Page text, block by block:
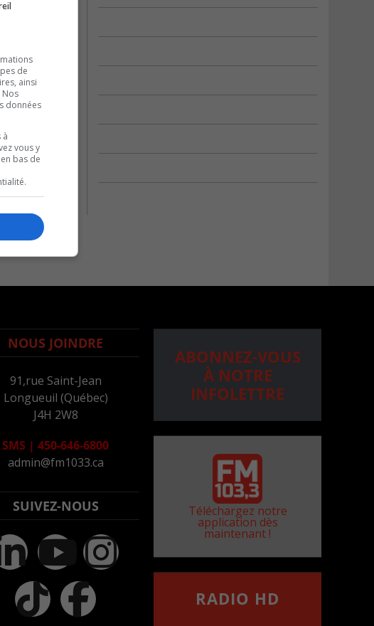
NOUS JOINDRE
91,rue Saint-Jean
Longueuil (Québec)
J4H 2W8
SMS | 450-646-6800
admin@fm1033.ca
SUIVEZ-NOUS
ABONNEZ-VOUS
À NOTRE
INFOLETTRE
Téléchargez notre
application dès
maintenant !
RADIO HD
de
ainsi
Nos
données
à
vous y
bas de